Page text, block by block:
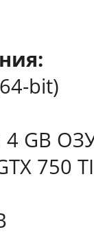
bit)
4 GB
750